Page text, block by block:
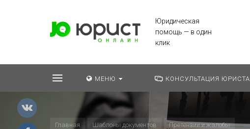
Юридическая
помощь — в один
клик
МЕНЮ КОНСУЛЬТАЦИЯ ЮРИСТА
Главная Шаблоны документов Претензии и жалобы